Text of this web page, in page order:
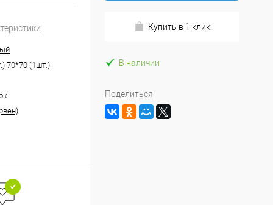
70*70 (1шт.)
Купить в 1 клик
В наличии
Поделиться